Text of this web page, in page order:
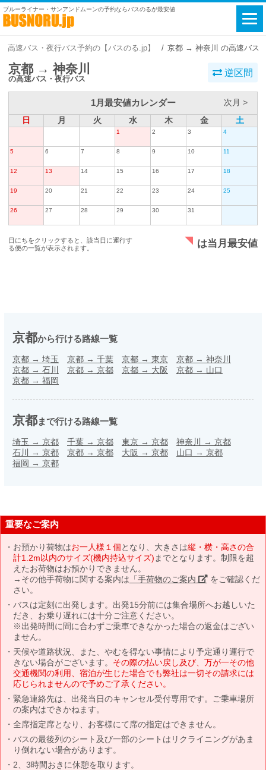
ブルーライナー・サンアンドムーンの予約ならバスのるが最安値
高速バス・夜行バス予約の【バスのる.jp】 京都 → 神奈川 の高速バス
京都 → 神奈川
の高速バス・夜行バス
逆区間
1月最安値カレンダー
次月 >
日
月 火 水 木 金 土
1 2 3 4
5 6 7 8 9 10 11
12 13 14 15 16 17 18
19 20 21 22 23 24 25
26 27 28 29 30 31
日にちをクリックすると、該当日に運行す
る便の一覧が表示されます。
は当月最安値
京都から行ける路線一覧
京都 → 埼玉 京都 → 千葉 京都 → 東京 京都 → 神奈川
京都 → 石川 京都 → 京都 京都 → 大阪 京都 → 山口
京都 → 福岡
京都まで行ける路線一覧
埼玉 → 京都 千葉 → 京都 東京 → 京都 神奈川 → 京都
石川 → 京都 京都 → 京都 大阪 → 京都 山口 → 京都
福岡 → 京都
重要なご案内
お預かり荷物はお一人様１個となり、大きさは縦・横・高さの合
計1.2m以内のサイズ(機内持込サイズ) までとなります。制限を超
えたお荷物はお預かりできません。
→その他手荷物に関する案内は 「手荷物のご案内」 をご確認くだ
さい。
バスは定刻に出発します。出発15分前には集合場所へお越しいた
だき、お乗り遅れには十分ご注意ください。
※出発時間に間に合わずご乗車できなかった場合の返金はござい
ません。
天候や道路状況、また、やむを得ない事情により予定通り運行で
きない場合がございます。 その際の払い戻し及び、万が一その他
交通機関の利用、宿泊が生じた場合でも弊社は一切その請求には
応じられませんので予めご了承ください。
緊急連絡先は、出発当日のキャンセル受付専用です。ご乗車場所
の案内はできかねます。
全席指定席となり、お客様にて席の指定はできません。
バスの最後列のシート及び一部のシートはリクライニングがあま
り倒れない場合があります。
2、3時間おきに休憩を取ります。